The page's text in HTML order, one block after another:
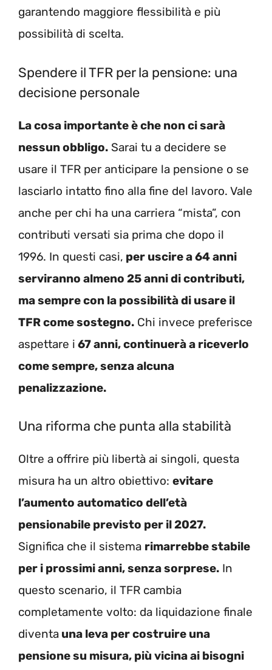
garantendo maggiore flessibilità e più
possibilità di scelta.
Spendere il TFR per la pensione: una
decisione personale
La cosa importante è che non ci sarà
nessun obbligo. Sarai tu a decidere se
usare il TFR per anticipare la pensione o se
lasciarlo intatto fino alla fine del lavoro. Vale
anche per chi ha una carriera “mista”, con
contributi versati sia prima che dopo il
1996. In questi casi, per uscire a 64 anni
serviranno almeno 25 anni di contributi,
ma sempre con la possibilità di usare il
TFR come sostegno. Chi invece preferisce
aspettare i 67 anni, continuerà a riceverlo
come sempre, senza alcuna
penalizzazione.
Una riforma che punta alla stabilità
Oltre a offrire più libertà ai singoli, questa
misura ha un altro obiettivo: evitare
l’aumento automatico dell’età
pensionabile previsto per il 2027.
Significa che il sistema rimarrebbe stabile
per i prossimi anni, senza sorprese. In
questo scenario, il TFR cambia
completamente volto: da liquidazione finale
diventa una leva per costruire una
pensione su misura, più vicina ai bisogni